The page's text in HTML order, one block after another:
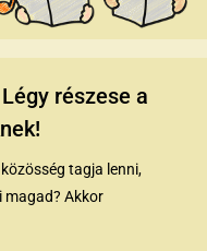
részese a
tagja lenni,
magad? Akkor